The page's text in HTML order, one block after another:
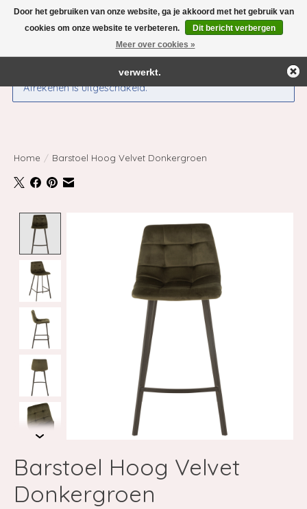
Verlanglijst
Afrekenen is uitgeschakeld.
Home / Barstoel Hoog Velvet Donkergroen
Product image slideshow Items
Barstoel Hoog Velvet
Donkergroen
Door het gebruiken van onze website, ga je akkoord met het gebruik van
cookies om onze website te verbeteren.
Dit bericht verbergen
Meer over cookies »
← Keer terug naar de backofficeDeze winkel is in aanbouw.
Eventueel geplaatste orders zullen niet worden gehonoreerd of
verwerkt.